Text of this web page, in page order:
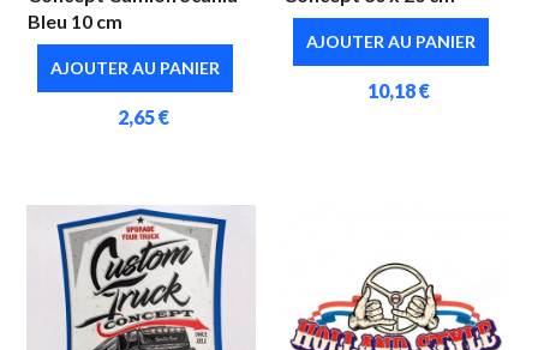
Bleu 10 cm
AJOUTER AU PANIER
2,65 €
AJOUTER AU PANIER
10,18 €